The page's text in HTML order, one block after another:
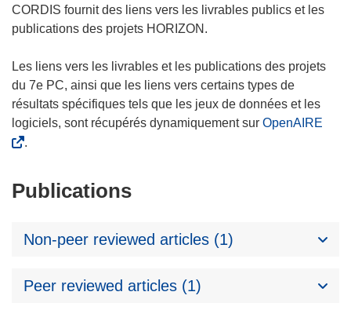
CORDIS fournit des liens vers les livrables publics et les
publications des projets HORIZON.
Les liens vers les livrables et les publications des projets
du 7e PC, ainsi que les liens vers certains types de
résultats spécifiques tels que les jeux de données et les
logiciels, sont récupérés dynamiquement sur OpenAIRE
.
Publications
Non-peer reviewed articles (1)
Peer reviewed articles (1)